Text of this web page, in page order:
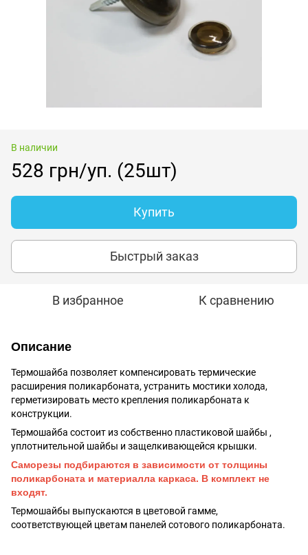
В наличии
528 грн/уп. (25шт)
Купить
Быстрый заказ
В избранное К сравнению
Описание
Термошайба позволяет компенсировать термические
расширения поликарбоната, устранить мостики холода,
герметизировать место крепления поликарбоната к
конструкции.
Термошайба состоит из собственно пластиковой шайбы ,
уплотнительной шайбы и защелкивающейся крышки.
Саморезы подбираются в зависимости от толщины
поликарбоната и материалла каркаса. В комплект не
входят.
Термошайбы выпускаются в цветовой гамме,
соответствующей цветам панелей сотового поликарбоната.